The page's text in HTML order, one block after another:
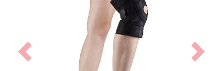
Predchádzajúci Ďalší